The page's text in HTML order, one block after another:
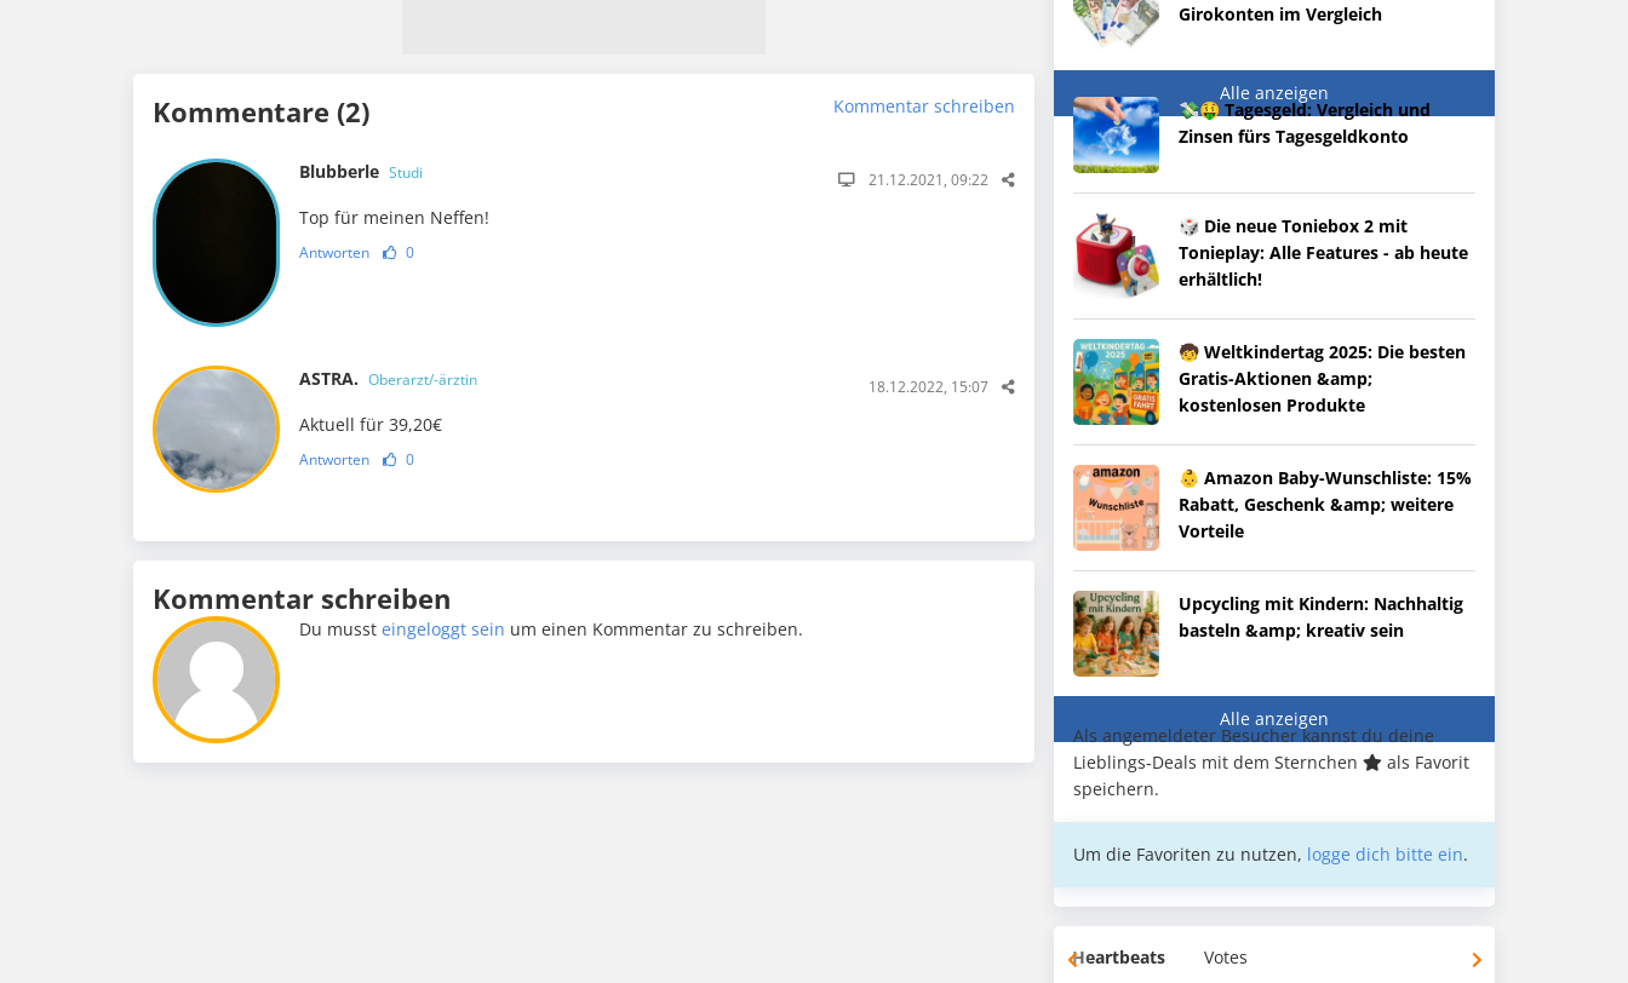
Kommentare (2) Kommentar schreiben
Blubberle Studi 21.12.2021, 09:22
Top für meinen Neffen!
Antworten 0
ASTRA. Oberarzt/-ärztin 18.12.2022, 15:07
Aktuell für 39,20€
Antworten 0
Kommentar schreiben
Du mussteingeloggt sein um einen Kommentar zu schreiben.
Girokonten im Vergleich
Alle anzeigen
💸🤑 Tagesgeld: Vergleich und
Zinsen fürs Tagesgeldkonto
🎲 Die neue Toniebox 2 mit
Tonieplay: Alle Features - ab heute
erhältlich!
🧒 Weltkindertag 2025: Die besten
Gratis-Aktionen &amp;
kostenlosen Produkte
👶 Amazon Baby-Wunschliste: 15%
Rabatt, Geschenk &amp; weitere
Vorteile
Upcycling mit Kindern: Nachhaltig
basteln &amp; kreativ sein
Alle anzeigen
Als angemeldeter Besucher kannst du deine
Lieblings-Deals mit dem Sternchen
als Favorit
speichern.
Um die Favoriten zu nutzen, logge dich bitte ein.
Heartbeats Votes